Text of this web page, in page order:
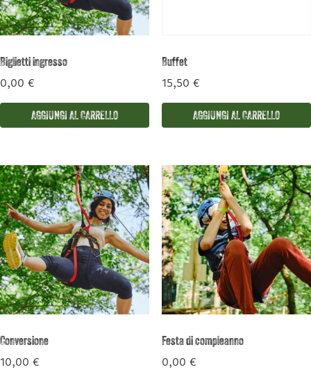
Biglietti ingresso
0,00 €
AGGIUNGI AL CARRELLO
Buffet
15,50 €
AGGIUNGI AL CARRELLO
Conversione
10,00 €
Festa di compleanno
0,00 €